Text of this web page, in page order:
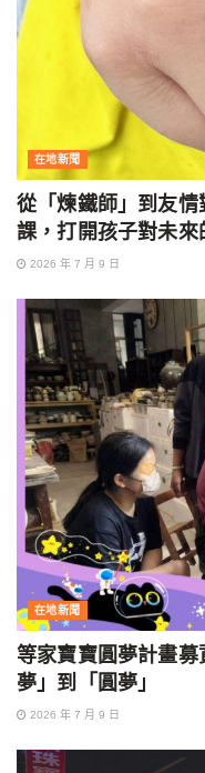
在地新聞
從「煉鐵師」到友
課，打開孩子對未來
2026 年 7 月 9 日
在地新聞
等家寶寶圓夢計畫
夢」到「圓夢」
2026 年 7 月 9 日